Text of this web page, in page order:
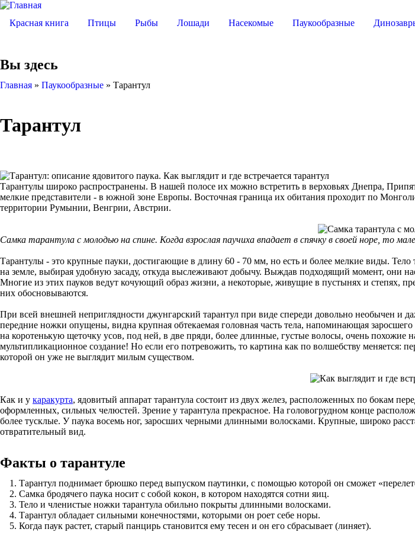
Красная книга Птицы Рыбы Лошади Насекомые Паукообразные
Вы здесь
Главная » Паукообразные » Тарантул
Тарантул
Тарантулы широко распространены. В нашей полосе их можно встретить в верховьях Днепра,
мелкие представители - в южной зоне Европы. Восточная граница их обитания проходит по
территории Румынии, Венгрии, Австрии.
Самка тарантула с молодью на спине. Когда взрослая паучиха впадает в спячку в своей норе, то
Тарантулы - это крупные пауки, достигающие в длину 60 - 70 мм, но есть и более мелкие виды.
на земле, выбирая удобную засаду, откуда выслеживают добычу. Выждав подходящий момент, они
Многие из этих пауков ведут кочующий образ жизни, а некоторые, живущие в пустынях и степях,
них обосновываются.
При всей внешней неприглядности джунгарский тарантул при виде спереди довольно необычен и
передние ножки опущены, видна крупная обтекаемая головная часть тела, напоминающая
на коротенькую щеточку усов, под ней, в две пряди, более длинные, густые волосы, очень
мультипликационное создание! Но если его потревожить, то картина как по волшебству
которой он уже не выглядит милым существом.
Как и у каракурта, ядовитый аппарат тарантула состоит из двух желез, расположенных по бокам
оформленных, сильных челюстей. Зрение у тарантула прекрасное. На головогрудном конце
более тусклые. У паука восемь ног, заросших черными длинными волосками. Крупные, широко
отвратительный вид.
Факты о тарантуле
Тарантул поднимает брюшко перед выпуском паутинки, с помощью которой он сможет
Самка бродячего паука носит с собой кокон, в котором находятся сотни яиц.
Тело и членистые ножки тарантула обильно покрыты длинными волосками.
Тарантул обладает сильными конечностями, которыми он роет себе норы.
Когда паук растет, старый панцирь становится ему тесен и он его сбрасывает (линяет).